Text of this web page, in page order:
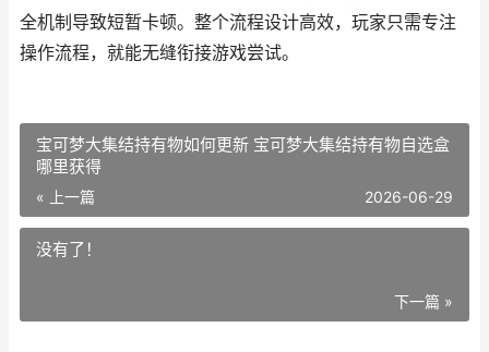
全机制导致短暂卡顿。整个流程设计高效，玩家只需专注
操作流程，就能无缝衔接游戏尝试。
宝可梦大集结持有物如何更新 宝可梦大集结持有物自选盒
哪里获得
« 上一篇 2026-06-29
没有了！
下一篇 »